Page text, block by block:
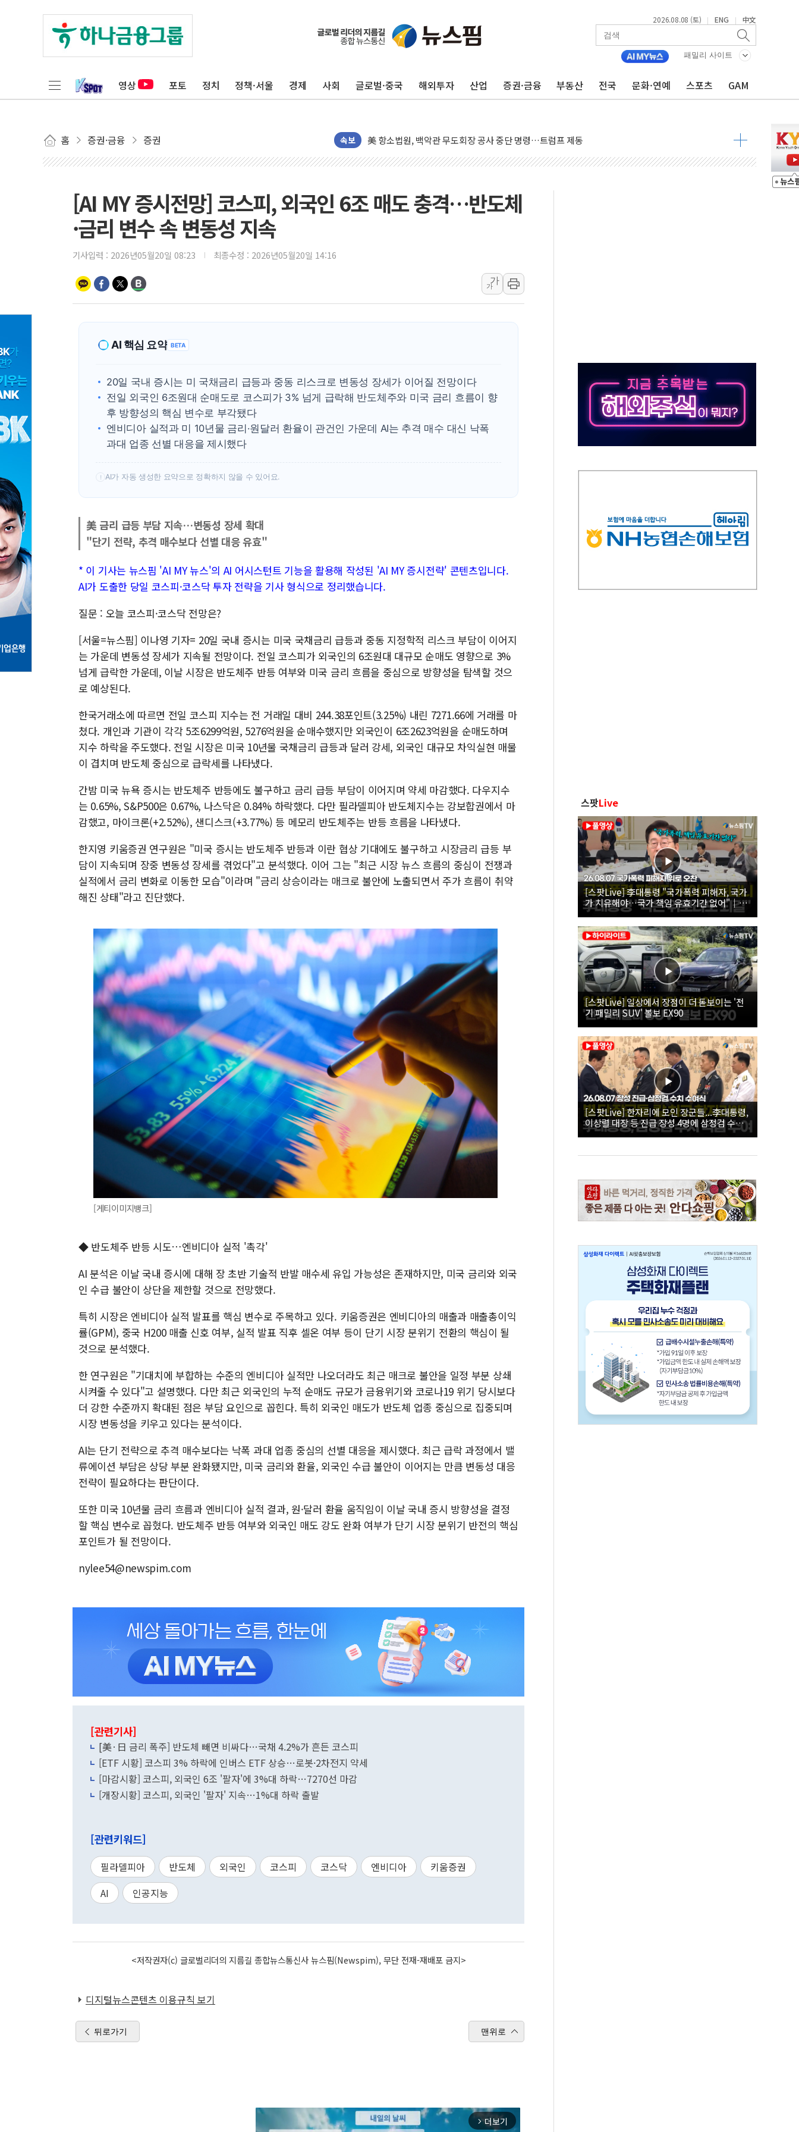
2026.08.08 (토) | ENG | 中文
패밀리 사이트
영상 포토 정치 정책·서울 경제 사회 글로벌·중국 해외투자 산업 증권·금융 부동산 전국 문화·연예 스포츠 GAM
홈 증권·금융 증권 속보
[종합] 이슬람 수니파 3국, '공동방위협정' 체결… 이스라엘·이란 위협에 맞설 자체 억지력 강화
트럼프, 백신·자폐증 행정명령 검토…"이르면 다음 주"
이란의 핵심 원유 수출항 '하르그섬', 최근 1주일 이상 '올스톱'… 美 해상봉쇄 영향
美 고용 쇼크에 엔화 장중 급등…시장은 "또 개입했나" 촉각
뉴욕증시 프리뷰, 美 고용 쇼크에 금리 인상 우려 후퇴…나스닥 선물 1%대 상승
[종합] 美 7월 고용 2만3000명 감소 '쇼크'…9월 금리 인상 기대 후퇴
트럼프 "금리 내려야"…파월 때와 달리 워시엔 톤 낮춰
특정 정치인 측근 포항시 정책특보 내정설...포항시 '시끌'
이란와이어 "이란 최고지도자 위독…곧 사망해도 놀랍지 않아"
남동발전, 해남군에 국내 최대 규모 400MW 태양광 착공…여의도 1.6배 규모
[인도증시] 중동 불안 속 유가 상승에 소폭 하락...금융주 낙폭 커
[AI MY 증시전망] 코스피, 외국인 6조 매도 충격…반도체
·금리 변수 속 변동성 지속
기사입력 : 2026년05월20일 08:23 최종수정 : 2026년05월20일 14:16
가
가
AI 핵심 요약 BETA
20일 국내 증시는 미 국채금리 급등과 중동 리스크로 변동성 장세가 이어질 전망이다
전일 외국인 6조원대 순매도로 코스피가 3% 넘게 급락해 반도체주와 미국 금리 흐름이 향
후 방향성의 핵심 변수로 부각됐다
엔비디아 실적과 미 10년물 금리·원달러 환율이 관건인 가운데 AI는 추격 매수 대신 낙폭
과대 업종 선별 대응을 제시했다
! AI가 자동 생성한 요약으로 정확하지 않을 수 있어요.
美 금리 급등 부담 지속…변동성 장세 확대
"단기 전략, 추격 매수보다 선별 대응 유효"
* 이 기사는 뉴스핌 'AI MY 뉴스'의 AI 어시스턴트 기능을 활용해 작성된 'AI MY 증시전략' 콘텐츠입니다.
AI가 도출한 당일 코스피·코스닥 투자 전략을 기사 형식으로 정리했습니다.
질문 : 오늘 코스피·코스닥 전망은?
[서울=뉴스핌] 이나영 기자= 20일 국내 증시는 미국 국채금리 급등과 중동 지정학적 리스크 부담이 이어지
는 가운데 변동성 장세가 지속될 전망이다. 전일 코스피가 외국인의 6조원대 대규모 순매도 영향으로 3%
넘게 급락한 가운데, 이날 시장은 반도체주 반등 여부와 미국 금리 흐름을 중심으로 방향성을 탐색할 것으
로 예상된다.
한국거래소에 따르면 전일 코스피 지수는 전 거래일 대비 244.38포인트(3.25%) 내린 7271.66에 거래를 마
쳤다. 개인과 기관이 각각 5조6299억원, 5276억원을 순매수했지만 외국인이 6조2623억원을 순매도하며
지수 하락을 주도했다. 전일 시장은 미국 10년물 국채금리 급등과 달러 강세, 외국인 대규모 차익실현 매물
이 겹치며 반도체 중심으로 급락세를 나타냈다.
간밤 미국 뉴욕 증시는 반도체주 반등에도 불구하고 금리 급등 부담이 이어지며 약세 마감했다. 다우지수
는 0.65%, S&P500은 0.67%, 나스닥은 0.84% 하락했다. 다만 필라델피아 반도체지수는 강보합권에서 마
감했고, 마이크론(+2.52%), 샌디스크(+3.77%) 등 메모리 반도체주는 반등 흐름을 나타냈다.
한지영 키움증권 연구원은 "미국 증시는 반도체주 반등과 이란 협상 기대에도 불구하고 시장금리 급등 부
담이 지속되며 장중 변동성 장세를 겪었다"고 분석했다. 이어 그는 "최근 시장 뉴스 흐름의 중심이 전쟁과
실적에서 금리 변화로 이동한 모습"이라며 "금리 상승이라는 매크로 불안에 노출되면서 주가 흐름이 취약
해진 상태"라고 진단했다.
[게티이미지뱅크]
◆ 반도체주 반등 시도…엔비디아 실적 '촉각'
AI 분석은 이날 국내 증시에 대해 장 초반 기술적 반발 매수세 유입 가능성은 존재하지만, 미국 금리와 외국
인 수급 불안이 상단을 제한할 것으로 전망했다.
특히 시장은 엔비디아 실적 발표를 핵심 변수로 주목하고 있다. 키움증권은 엔비디아의 매출과 매출총이익
률(GPM), 중국 H200 매출 신호 여부, 실적 발표 직후 셀온 여부 등이 단기 시장 분위기 전환의 핵심이 될
것으로 분석했다.
한 연구원은 "기대치에 부합하는 수준의 엔비디아 실적만 나오더라도 최근 매크로 불안을 일정 부분 상쇄
시켜줄 수 있다"고 설명했다. 다만 최근 외국인의 누적 순매도 규모가 금융위기와 코로나19 위기 당시보다
더 강한 수준까지 확대된 점은 부담 요인으로 꼽힌다. 특히 외국인 매도가 반도체 업종 중심으로 집중되며
시장 변동성을 키우고 있다는 분석이다.
AI는 단기 전략으로 추격 매수보다는 낙폭 과대 업종 중심의 선별 대응을 제시했다. 최근 급락 과정에서 밸
류에이션 부담은 상당 부분 완화됐지만, 미국 금리와 환율, 외국인 수급 불안이 이어지는 만큼 변동성 대응
전략이 필요하다는 판단이다.
또한 미국 10년물 금리 흐름과 엔비디아 실적 결과, 원·달러 환율 움직임이 이날 국내 증시 방향성을 결정
할 핵심 변수로 꼽혔다. 반도체주 반등 여부와 외국인 매도 강도 완화 여부가 단기 시장 분위기 반전의 핵심
포인트가 될 전망이다.
nylee54@newspim.com
[관련기사]
[美·日 금리 폭주] 반도체 빼면 비싸다…국채 4.2%가 흔든 코스피
[ETF 시황] 코스피 3% 하락에 인버스 ETF 상승…로봇·2차전지 약세
[마감시황] 코스피, 외국인 6조 '팔자'에 3%대 하락…7270선 마감
[개장시황] 코스피, 외국인 '팔자' 지속…1%대 하락 출발
[관련키워드]
필라델피아 반도체 외국인 코스피 코스닥 엔비디아
키움증권
AI
인공지능
<저작권자(c) 글로벌리더의 지름길 종합뉴스통신사 뉴스핌(Newspim), 무단 전재-재배포 금지>
디지털뉴스콘텐츠 이용규칙 보기
뒤로가기 맨위로
arrow_forward_ios 더보기
스팟Live
[스팟Live] 李대통령 "국가폭력 피해자, 국가
가 치유해야…국가 책임 유효기간 없어"｜
26.08.07 국가폭력 피해자 위로 오찬
[스팟Live] 일상에서 장점이 더 돋보이는 '전
기 패밀리 SUV' 볼보 EX90
[스팟Live] 한자리에 모인 장군들...李대통령,
이상렬 대장 등 진급 장성 4명에 삼정검 수치
직접 수여｜26.08.07 장성 진급·삼정검 수치